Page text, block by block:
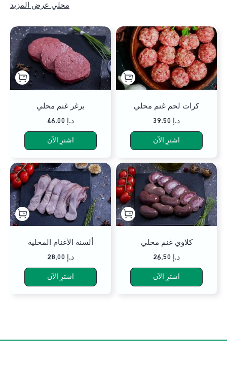
محلي عرض المزيد
كرات لحم غنم محلي
39.50 د.إ
اشترِ الآن
برغر غنم محلي
46.00 د.إ
اشترِ الآن
كلاوي غنم محلي
26.50 د.إ
اشترِ الآن
ألسنة الأغنام المحلية
28.00 د.إ
اشترِ الآن